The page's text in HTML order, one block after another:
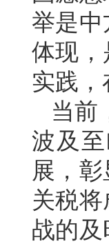
举是
体现
实践
当前
波及
展，
关税
战的